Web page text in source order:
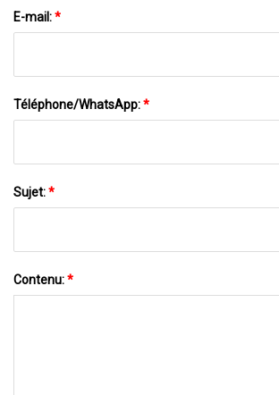
E-mail:*
Téléphone/WhatsApp:*
Sujet:*
Contenu:*